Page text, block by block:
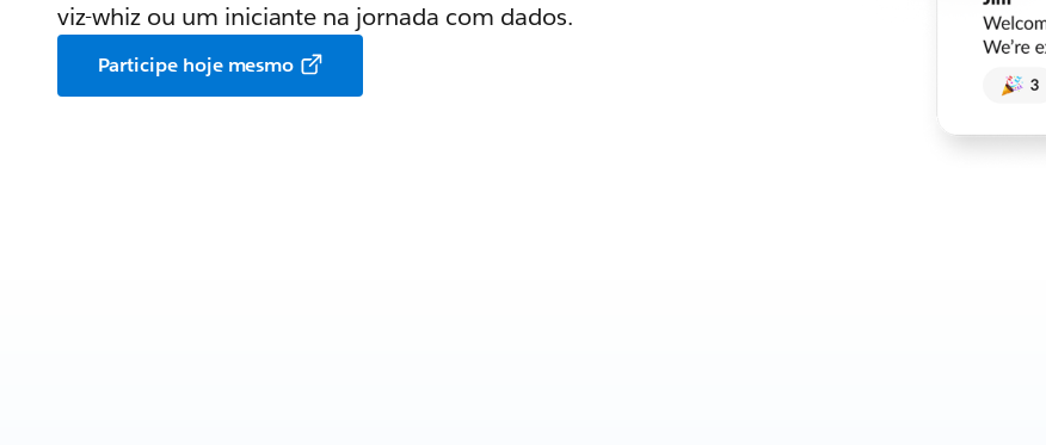
viz-whiz ou um iniciante na jornada com dados.
Participe hoje mesmo